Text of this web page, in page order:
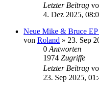
Letzter Beitrag
4. Dez 2025,
Neue Mike & Bruce
von Roland » 23. Sep
0 Antworten
1974 Zugriffe
Letzter Beitrag
23. Sep 2025,